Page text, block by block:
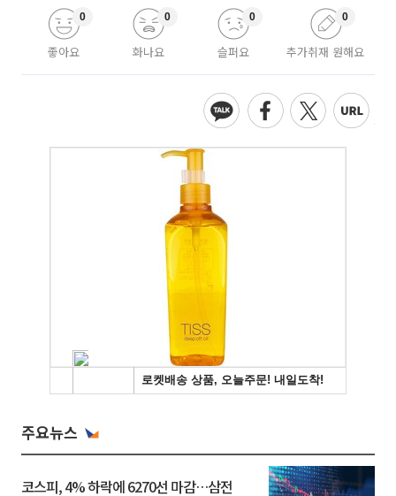
좋아요
0
화나요
0
슬퍼요
0
추가취재 원해요
0
주요뉴스
코스피, 4% 하락에 6270선 마감…삼전